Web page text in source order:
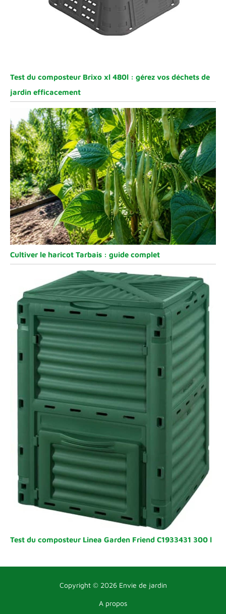
Test du composteur Brixo xl 480l : gérez vos déchets de
jardin efficacement
Cultiver le haricot Tarbais : guide complet
Test du composteur Linea Garden Friend C1933431 300 l
Copyright © 2026 Envie de jardin
A propos